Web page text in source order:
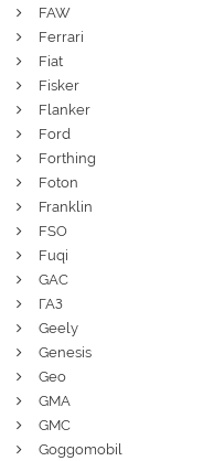
FAW
Ferrari
Fiat
Fisker
Flanker
Ford
Forthing
Foton
Franklin
FSO
Fuqi
GAC
ГАЗ
Geely
Genesis
Geo
GMA
GMC
Goggomobil